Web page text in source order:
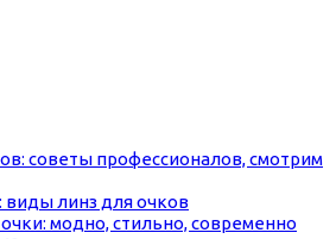
советы профессионалов, смотрим
линз для очков
модно, стильно, современно